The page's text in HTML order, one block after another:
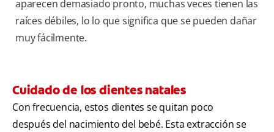
aparecen demasiado pronto, muchas veces tienen las
raíces débiles, lo lo que significa que se pueden dañar
muy fácilmente.
Cuidado de los dientes natales
Con frecuencia, estos dientes se quitan poco
después del nacimiento del bebé. Esta extracción se